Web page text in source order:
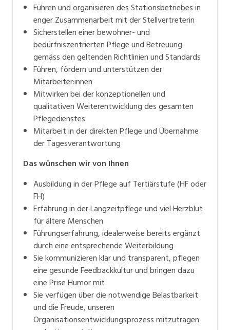
Führen und organisieren des Stationsbetriebes in
enger Zusammenarbeit mit der Stellvertreterin
Sicherstellen einer bewohner- und
bedürfniszentrierten Pflege und Betreuung
gemäss den geltenden Richtlinien und Standards
Führen, fördern und unterstützen der
Mitarbeiter:innen
Mitwirken bei der konzeptionellen und
qualitativen Weiterentwicklung des gesamten
Pflegedienstes
Mitarbeit in der direkten Pflege und Übernahme
der Tagesverantwortung
Das wünschen wir von Ihnen
Ausbildung in der Pflege auf Tertiärstufe (HF oder
FH)
Erfahrung in der Langzeitpflege und viel Herzblut
für ältere Menschen
Führungserfahrung, idealerweise bereits ergänzt
durch eine entsprechende Weiterbildung
Sie kommunizieren klar und transparent, pflegen
eine gesunde Feedbackkultur und bringen dazu
eine Prise Humor mit
Sie verfügen über die notwendige Belastbarkeit
und die Freude, unseren
Organisationsentwicklungsprozess mitzutragen